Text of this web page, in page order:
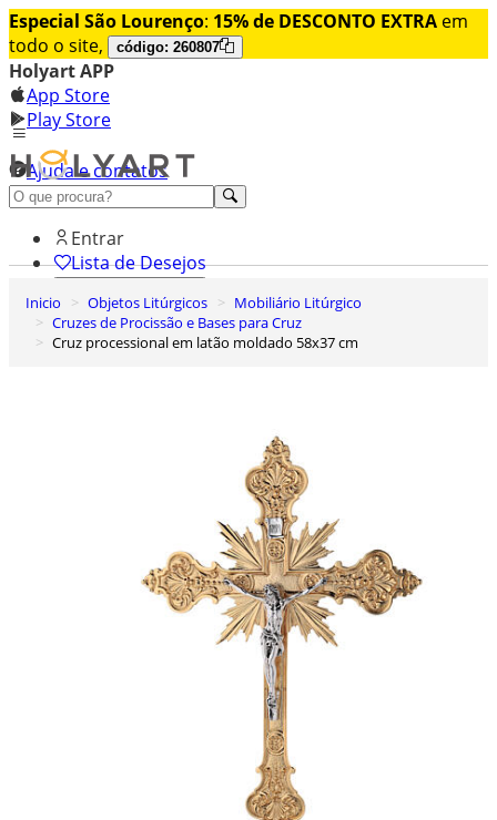
Especial São Lourenço: 15% de DESCONTO EXTRA em
todo o site,
código: 260807
Holyart APP
App Store
Play Store
Ajuda e contatos
Conheça premium
Entrar
Lista de Desejos
0
Carrinho de Compras
Inicio Objetos Litúrgicos
Mobiliário Litúrgico
Cruzes de Procissão e Bases para Cruz
Cruz processional em latão moldado 58x37 cm